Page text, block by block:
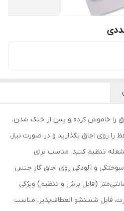
را خاموش کرده و پس از خنک شدن،
را روی اجاق بگذارید و در صورت نیاز،
تنظیم کنید. مناسب برای
سوختگی و آلودگی روی اجاق گاز جنس
پارچه نسوز ابعاد 27 × 27 سانتی‌متر (قابل برش و تنظیم) ویژگی
قابل شستشو انعطاف‌پذیر، مناسب